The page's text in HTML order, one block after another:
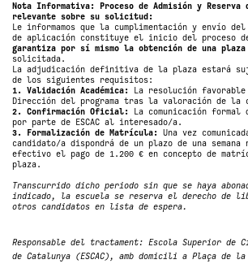
Nota Informativa: Proceso de Admisión y Reserva
relevante sobre su solicitud:
Le informamos que la cumplimentación y envío
de aplicación constituye el inicio del proceso
garantiza por sí mismo la obtención de una plaza
solicitada.
La adjudicación definitiva de la plaza estará
de los siguientes requisitos:
1. Validación Académica:
La resolución
Dirección del programa tras la valoración de la
2. Confirmación Oficial:
La comunicación formal
por parte de ESCAC al interesado/a.
3. Formalización de Matrícula:
Una vez
candidato/a dispondrá de un plazo de una
efectivo el pago de 1.200 € en concepto de
plaza.
Transcurrido dicho periodo sin que se haya
indicado, la escuela se reserva el derecho de
otros candidatos en lista de espera.
Responsable del tractament: Escola Superior de
de Catalunya (ESCAC), amb domicili a Plaça de